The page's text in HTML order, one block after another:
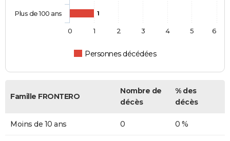
1
Personnes décédées
Plus de 100 ans
0 1 2 3 4 5 6
Famille FRONTERO
Nombre de
décès
% des
décès
Moins de 10 ans 0 0 %